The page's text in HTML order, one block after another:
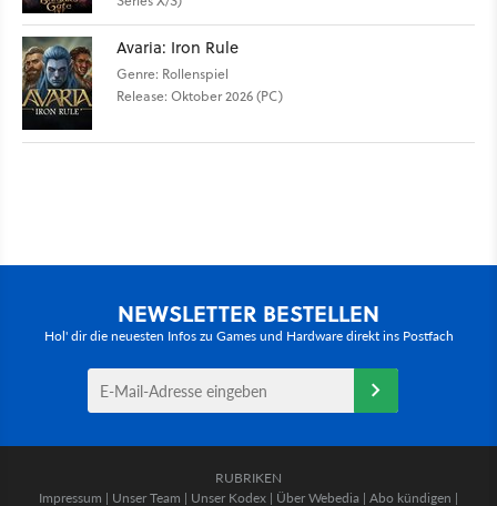
Avaria: Iron Rule
Genre: Rollenspiel
Release: Oktober 2026 (PC)
NEWSLETTER BESTELLEN
Hol' dir die neuesten Infos zu Games und Hardware direkt ins Postfach
RUBRIKEN
Impressum | Unser Team | Unser Kodex | Über Webedia | Abo kündigen |